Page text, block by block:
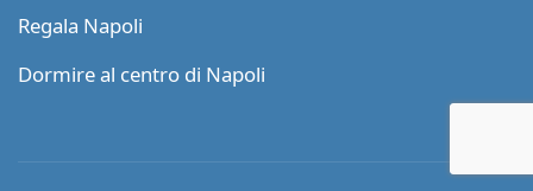
Regala Napoli
Dormire al centro di Napoli